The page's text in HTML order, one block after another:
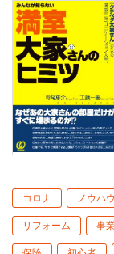
コロナ ノウハウ
リフォーム 事